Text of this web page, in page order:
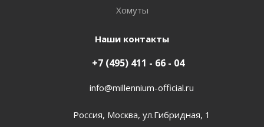
Хомуты
Наши контакты
+7 (495) 411 - 66 - 04
info@millennium-official.ru
Россия, Москва, ул.Гибридная, 1